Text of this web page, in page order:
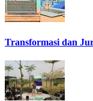
Transformasi dan